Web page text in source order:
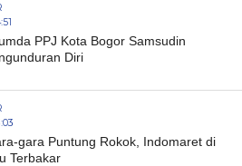
PPJ Kota Bogor Samsudin
Diri
gara Puntung Rokok, Indomaret di
Terbakar